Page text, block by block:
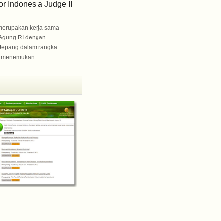
Indonesia Judge II
kerja sama
RI dengan
dalam rangka